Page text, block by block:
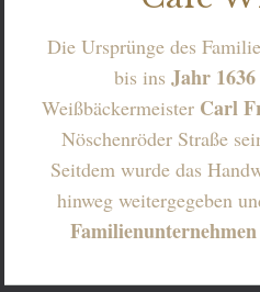
Die Ursprünge des
bis ins Jahr 1636
Weißbäckermeister Carl
Nöschenröder Straße
Seitdem wurde das
hinweg weitergegeben